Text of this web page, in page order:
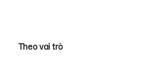
Theo vai trò